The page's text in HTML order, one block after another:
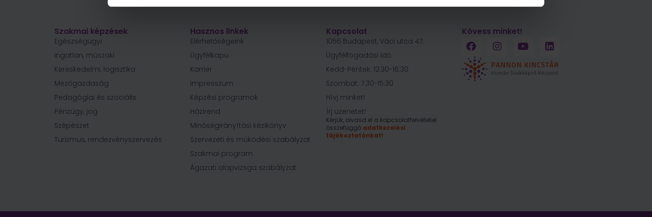
Szakmai képzések
Egészségügyi
Ingatlan, műszaki
Kereskedelmi, logisztika
Mezőgazdaság
Pedagógiai és szociális
Pénzügy, jog
Szépészet
Turizmus, rendezvényszervezés
Hasznos linkek
Elérhetőségeink
Ügyfélkapu
Karrier
Impresszum
Képzési programok
Házirend
Minőségirányítási kézikönyv
Szervezeti és működési szabályzat
Szakmai program
Ágazati alapvizsga szabályzat
Kapcsolat
1056 Budapest, Váci utca 47.
Ügyfélfogadási idő:
Kedd-Péntek: 12:30-16:30
Szombat: 7:30-15:30
Hívj minket!
Írj üzenetet!
Kérjük, olvasd el a kapcsolatfelvétellel
összefüggő adatkezelési
tájékoztatónkat!
Kövess minket!